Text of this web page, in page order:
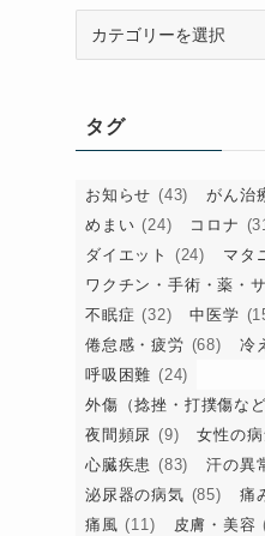
ータグ
お知らせ (43) がん治
めまい (24) コロナ
ダイエット
(24) マタ
ワクチン・手術・薬・
不眠症 (32) 中医学
倦怠感・疲労 (68) 冷
呼吸困難 (24)
外傷（捻挫・打撲傷など
夜間頻尿 (9) 女性の
心臓疾患 (83) 汗の異
泌尿器の病気 (85) 痛
痛風 (11) 皮膚・美容